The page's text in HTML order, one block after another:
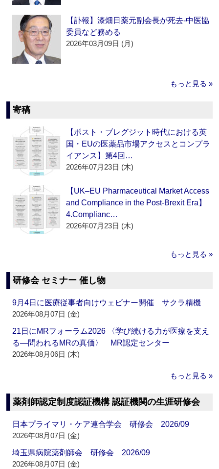
【訃報】漆畑日薬元副会長が死去‐中医協
委員など務める
2026年03月09日 (月)
もっと見る »
寄稿
【ポスト・ブレグジット時代における英
国・EUの医薬品市場アクセスとコンプラ
イアンス】第4回…
2026年07月23日 (木)
【UK–EU Pharmaceutical Market Access
and Compliance in the Post-Brexit Era】
4.Complianc…
2026年07月23日 (木)
もっと見る »
研修会 セミナー 催し物
9月4日に医療従事者向けウェビナー開催 サクラ精機
2026年08月07日 (金)
21日にMRフォーラム2026 〈学び続ける力が医療を支え
る―問われるMRの真価〉 MR認定センター
2026年08月06日 (木)
もっと見る »
薬剤師認定制度認証機構 認証機関の生涯研修会
日本プライマリ・ケア連合学会 研修会 2026/09
2026年08月07日 (金)
埼玉県病院薬剤師会 研修会 2026/09
2026年08月07日 (金)